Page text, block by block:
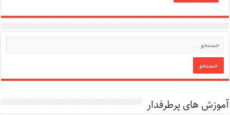
آموزش های پرطرفدار